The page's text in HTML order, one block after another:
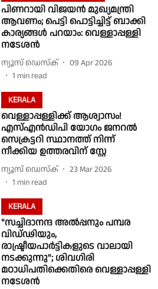
പിണറായി വിജയൻ മുഖ്യമന്ത്രി
ആവണം; പെട്ടി പൊട്ടിച്ചിട്ട് ബാക്കി
കാര്യങ്ങൾ പറയാം: വെള്ളാപ്പള്ളി
നടേശൻ
ന്യൂസ് ഡെസ്ക്
09 Apr 2026
1 min read
KERALA
വെള്ളാപ്പള്ളിക്ക് ആശ്വാസം!
എസ്എൻഡിപി യോഗം ജനറൽ
സെക്രട്ടറി സ്ഥാനത്ത് നിന്ന്
നീക്കിയ ഉത്തരവിന് സ്റ്റേ
ന്യൂസ് ഡെസ്ക്
23 Mar 2026
1 min read
KERALA
"സച്ചിദാനന്ദ അല്‍പ്പനും പമ്പര
വിഡ്ഢിയും,
രാഷ്ട്രീയപാര്‍ട്ടികളുടെ വാലായി
നടക്കുന്നു"; ശിവഗിരി
മഠാധിപതിക്കെതിരെ വെള്ളാപ്പള്ളി
നടേശന്‍